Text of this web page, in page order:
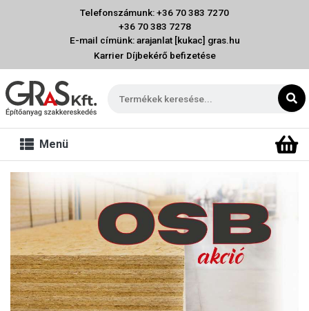
Telefonszámunk: +36 70 383 7270
+36 70 383 7278
E-mail címünk: arajanlat [kukac] gras.hu
Karrier Díjbekérő befizetése
Menü